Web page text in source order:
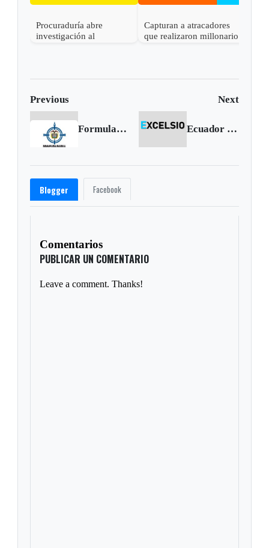
Procuraduría abre
investigación al
política
Capturan a atracadores
que realizaron millonario
Previous Next
Formulan pliego de cargos a exalcalde y exsecretario de hacienda de Maripí Ecuador desistió de demanda contra Colombia por las aspersiones de glifosato
Blogger Facebook
Comentarios
PUBLICAR UN COMENTARIO
Leave a comment. Thanks!